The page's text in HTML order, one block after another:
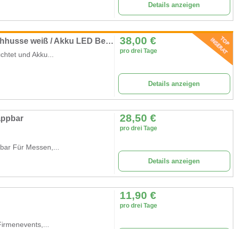
Details anzeigen
Stehtisch beleuchtet Ø 80cm mit Stretchhusse weiß / Akku LED Beleuchtung / Klappbar
und Akku...
38,00 €
pro drei Tage
Details anzeigen
Für Messen,...
28,50 €
pro drei Tage
Details anzeigen
11,90 €
pro drei Tage